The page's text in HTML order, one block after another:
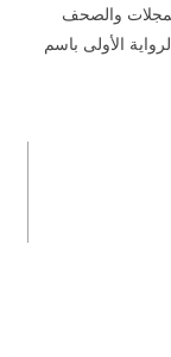
افتراضية منذ عام 2014 من المجلات والصحف
الأولى باسم